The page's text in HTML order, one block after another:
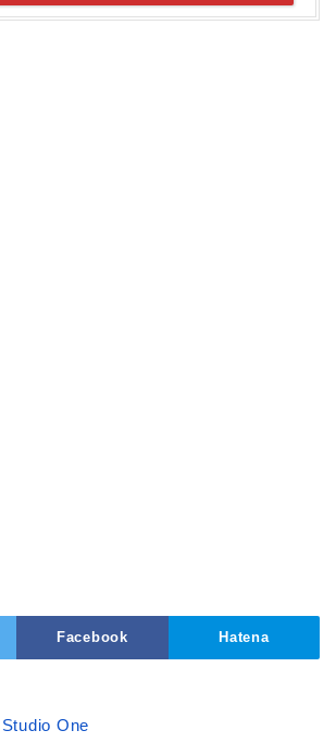
Facebook Hatena
Studio One